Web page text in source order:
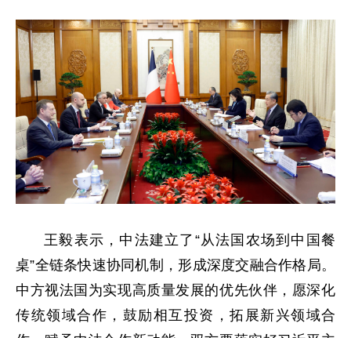
王毅表示，中法建立了“从法国农场到中国餐
桌”全链条快速协同机制，形成深度交融合作格局。
中方视法国为实现高质量发展的优先伙伴，愿深化
传统领域合作，鼓励相互投资，拓展新兴领域合